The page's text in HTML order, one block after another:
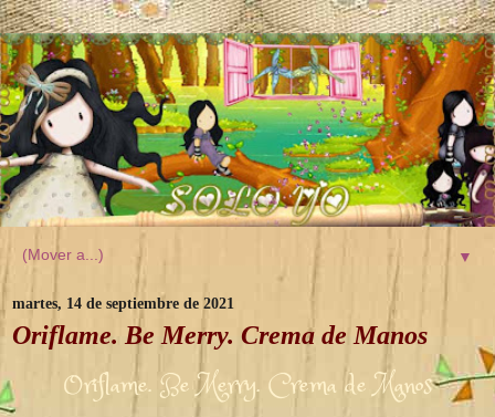
▼
martes, 14 de septiembre de 2021
Oriflame. Be Merry. Crema de Manos
Oriflame. Be Merry. Crema de Manos